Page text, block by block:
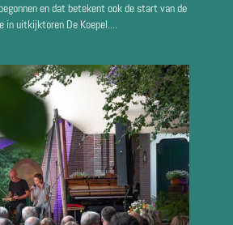
en dat betekent ook de start van de
uitkijktoren De Koepel....